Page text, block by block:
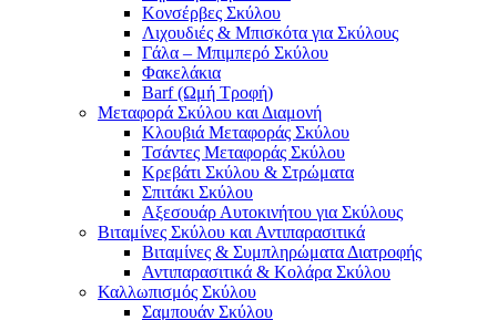
Κονσέρβες Σκύλου
Λιχουδιές & Μπισκότα για Σκύλους
Γάλα – Μπιμπερό Σκύλου
Φακελάκια
Barf (Ωμή Τροφή)
Μεταφορά Σκύλου και Διαμονή
Κλουβιά Μεταφοράς Σκύλου
Τσάντες Μεταφοράς Σκύλου
Κρεβάτι Σκύλου & Στρώματα
Σπιτάκι Σκύλου
Αξεσουάρ Αυτοκινήτου για Σκύλους
Βιταμίνες Σκύλου και Αντιπαρασιτικά
Βιταμίνες & Συμπληρώματα Διατροφής
Αντιπαρασιτικά & Κολάρα Σκύλου
Καλλωπισμός Σκύλου
Σαμπουάν Σκύλου